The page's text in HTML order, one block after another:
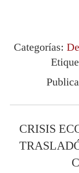
Categorías:
CRISIS